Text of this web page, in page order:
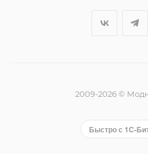
2009-2026 ©
Быстро с 1С-